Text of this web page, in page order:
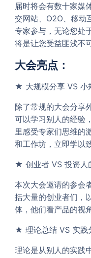
届时将会有数十家媒
交网站、O2O、移动
专家参与，无论您处
将是让您受益匪浅不
大会亮点：
★ 大规模分享 VS 小
除了常规的大会分享
可以学习别人的经验
里感受专家们思维的
和工作坊，立即学以
★ 创业者 VS 投资人
本次大会邀请的参会
括大量的创业者们，
体，他们看产品的视
★ 理论总结 VS 实践
理论是从别人的实践